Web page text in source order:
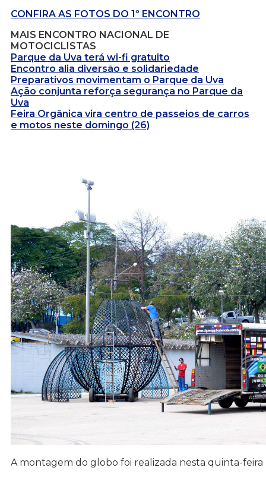
CONFIRA AS FOTOS DO 1º ENCONTRO
MAIS ENCONTRO NACIONAL DE
MOTOCICLISTAS
Parque da Uva terá wi-fi gratuito
Encontro alia diversão e solidariedade
Preparativos movimentam o Parque da Uva
Ação conjunta reforça segurança no Parque da
Uva
Feira Orgânica vira centro de passeios de carros
e motos neste domingo (26)
A montagem do globo foi realizada nesta quinta-feira